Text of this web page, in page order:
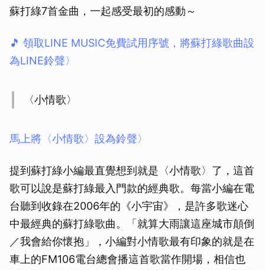
蘇打綠7首金曲，一起感受最初的感動～
🎵 領取LINE MUSIC免費試用序號，將蘇打綠歌曲設
為LINE鈴聲〉
〈小情歌〉
馬上將〈小情歌〉設為鈴聲〉
提到蘇打綠小編最直覺想到就是〈小情歌〉了，這首
歌可以說是蘇打綠最入門款的經典歌。每當小編在電
台聽到收錄在2006年的《小宇宙》，是許多歌迷心
中最經典的蘇打綠歌曲。「就算大雨讓這座城市顛倒
／我會給你懷抱」，小編對小情歌最有印象的就是在
車上的FM106電台總會播這首歌當作開場，相信也